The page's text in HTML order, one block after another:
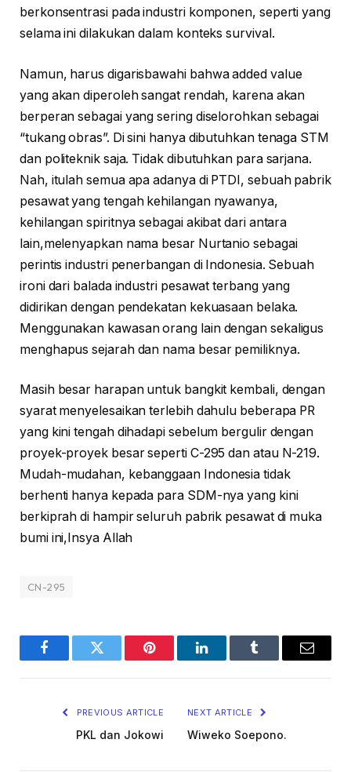
berkonsentrasi pada industri komponen, seperti yang
selama ini dilakukan dalam konteks survival.
Namun, harus digarisbawahi bahwa added value
yang akan diperoleh sangat rendah, karena akan
berperan sebagai yang sering diselorohkan sebagai
“tukang obras”. Di sini hanya dibutuhkan tenaga STM
dan politeknik saja. Tidak dibutuhkan para sarjana.
Nah, itulah semua apa adanya di PTDI, sebuah pabrik
pesawat yang tengah kehilangan nyawanya,
kehilangan spiritnya sebagai akibat dari antara
lain,melenyapkan nama besar Nurtanio sebagai
perintis industri penerbangan di Indonesia. Sebuah
ironi dari balada industri pesawat terbang yang
didirikan dengan pendekatan kekuasaan belaka.
Menggunakan kawasan orang lain dengan sekaligus
menghapus sejarah dan nama besar pemiliknya.
Masih besar harapan untuk bangkit kembali, dengan
syarat menyelesaikan terlebih dahulu beberapa PR
yang kini tengah dihadapi sebelum bergulir dengan
proyek-proyek besar seperti C-295 dan atau N-219.
Mudah-mudahan, kebanggaan Indonesia tidak
berhenti hanya kepada para SDM-nya yang kini
berkiprah di hampir seluruh pabrik pesawat di muka
bumi ini,Insya Allah
CN-295
FacebookTwitter Pinterest LinkedInTumblr Email
PREVIOUS ARTICLE
PKL dan Jokowi
NEXT ARTICLE
Wiweko Soepono.